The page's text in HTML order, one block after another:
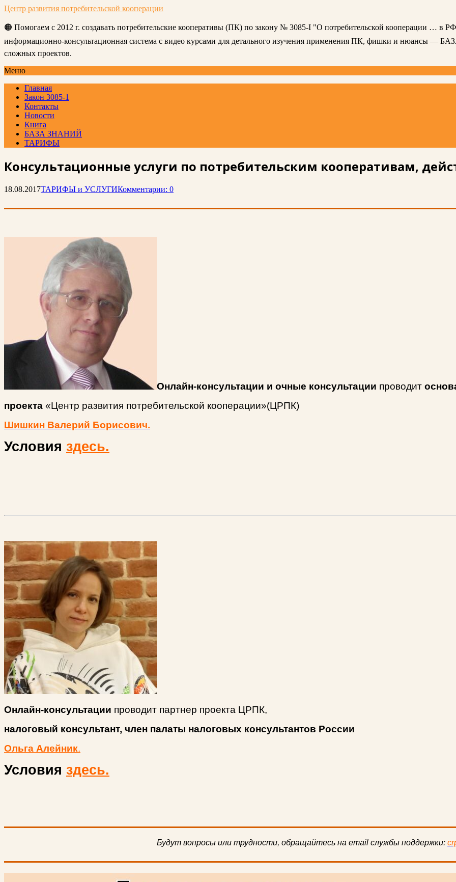
Центр развития потребительской кооперации
🟠 Помогаем с 2012 г. создавать потребительские кооперативы (ПК) по закону № 3085-I "О потребительской кооперации … в
информационно-консультационная система с видео курсами для детального изучения применения ПК, фишки и нюансы —
сложных проектов.
Меню
Главная
Закон 3085-1
Контакты
Новости
Книга
БАЗА ЗНАНИЙ
ТАРИФЫ
Консультационные услуги по потребительским кооперативам,
18.08.2017ТАРИФЫ и УСЛУГИКомментарии: 0
Онлайн-консультации и очные консультации проводит
проекта «Центр развития потребительской кооперации»(ЦРПК)
Шишкин Валерий Борисович.
Условия здесь.
Онлайн-консультации проводит партнер проекта ЦРПК,
налоговый консультант, член палаты налоговых консультантов России
Ольга Алейник.
Условия здесь.
Будут вопросы или трудности, обращайтесь на email службы поддержки: